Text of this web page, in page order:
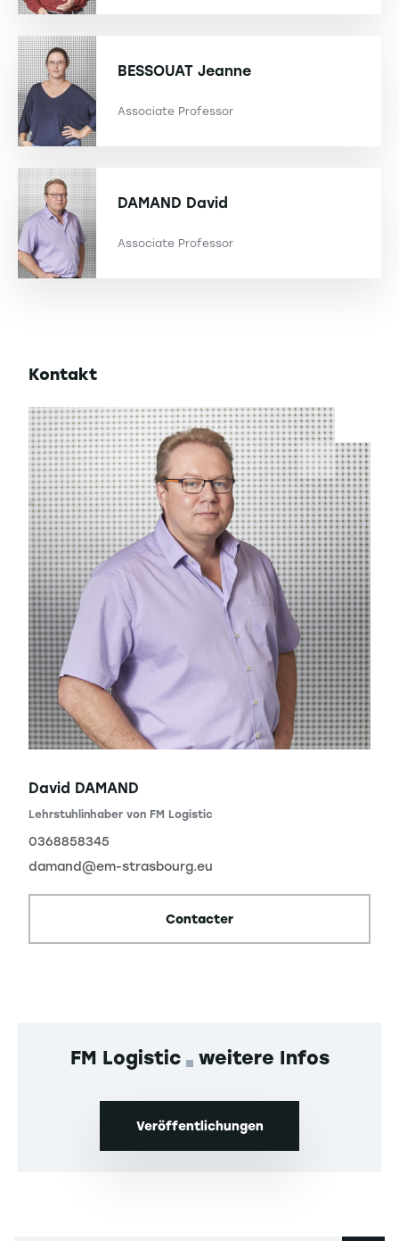
BESSOUAT Jeanne
Associate Professor
DAMAND David
Associate Professor
Kontakt
David DAMAND
Lehrstuhlinhaber von FM Logistic
0368858345
damand@em-strasbourg.eu
Contacter
FM Logistic weitere Infos
Veröffentlichungen